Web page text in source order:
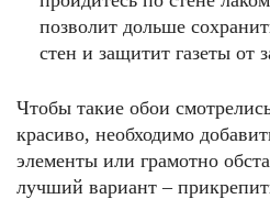
позволит дольше
стен и защитит газеты от
Чтобы такие обои
красиво, необходимо
элементы или грамотно
лучший вариант –